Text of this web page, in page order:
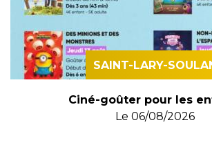
SAINT-LARY-
Ciné-goûter pour les
Le 06/08/2026